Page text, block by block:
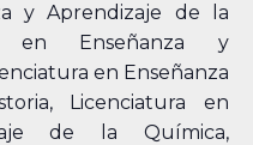
y Aprendizaje de la
en Enseñanza y
en Enseñanza
Licenciatura en
de la Química,